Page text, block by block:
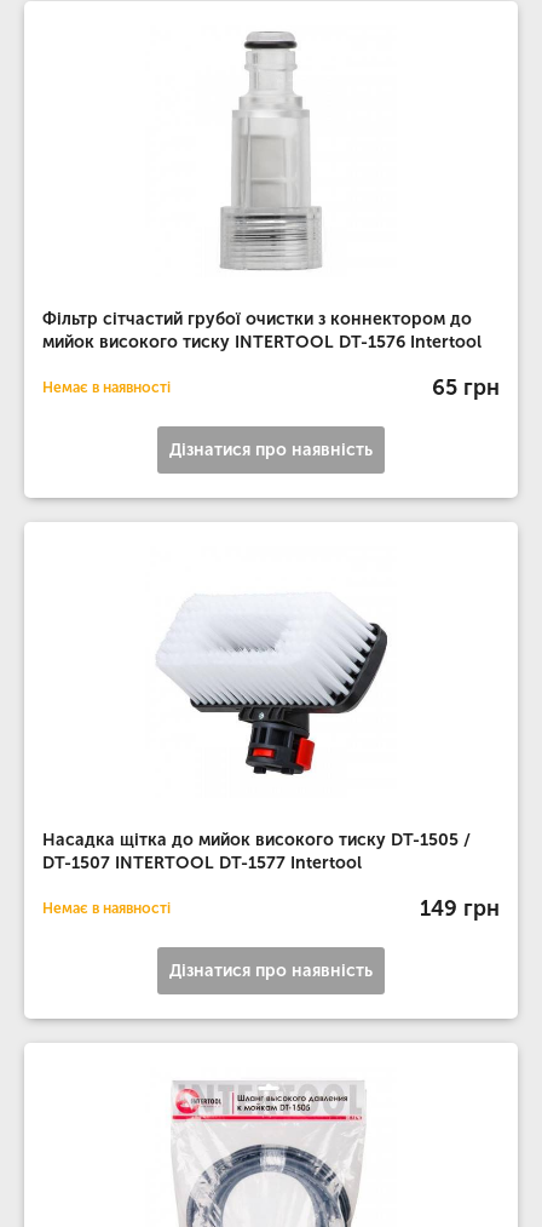
Фільтр сітчастий грубої очистки з коннектором до
мийок високого тиску INTERTOOL DT-1576 Intertool
Немає в наявності 65 грн
Дізнатися про наявність
Насадка щітка до мийок високого тиску DT-1505 /
DT-1507 INTERTOOL DT-1577 Intertool
Немає в наявності 149 грн
Дізнатися про наявність